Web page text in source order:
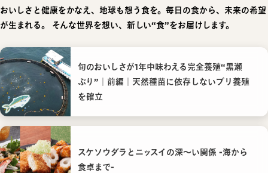
おいしさと健康をかなえ、地球も想う食を。毎日の食から、未来の希望
が生まれる。
そんな世界を想い、新しい“食”をお届けします。
旬のおいしさが1年中味わえる完全養殖“黒瀬
ぶり”｜前編｜天然種苗に依存しないブリ養殖
を確立
スケソウダラとニッスイの深〜い関係 -海から
食卓まで-